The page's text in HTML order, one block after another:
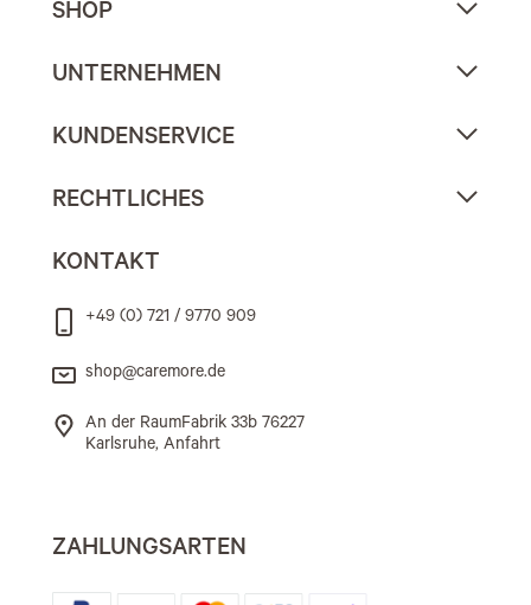
SHOP
UNTERNEHMEN
KUNDENSERVICE
RECHTLICHES
KONTAKT
+49 (0) 721 / 9770 909
shop@caremore.de
An der RaumFabrik 33b 76227
Karlsruhe, Anfahrt
ZAHLUNGSARTEN